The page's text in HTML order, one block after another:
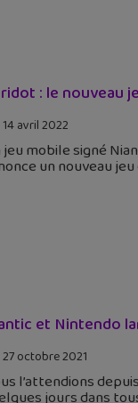
: le nouveau
14 avril 2022
jeu mobile signé
un nouveau
et Nintendo
27 octobre 2021
l’attendions
jours dans